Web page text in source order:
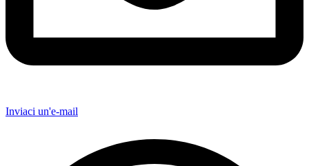
Inviaci un'e-mail